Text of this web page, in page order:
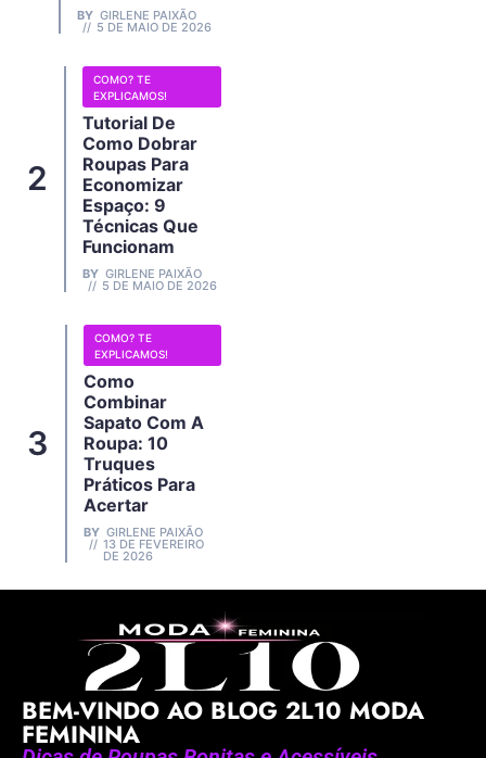
BY GIRLENE PAIXÃO
5 DE MAIO DE 2026
COMO? TE
EXPLICAMOS!
Tutorial De
Como Dobrar
Roupas Para
Economizar
Espaço: 9
Técnicas Que
Funcionam
BY GIRLENE PAIXÃO
5 DE MAIO DE 2026
COMO? TE
EXPLICAMOS!
Como
Combinar
Sapato Com A
Roupa: 10
Truques
Práticos Para
Acertar
BY GIRLENE PAIXÃO
13 DE FEVEREIRO
DE 2026
BEM-VINDO AO BLOG 2L10 MODA
FEMININA